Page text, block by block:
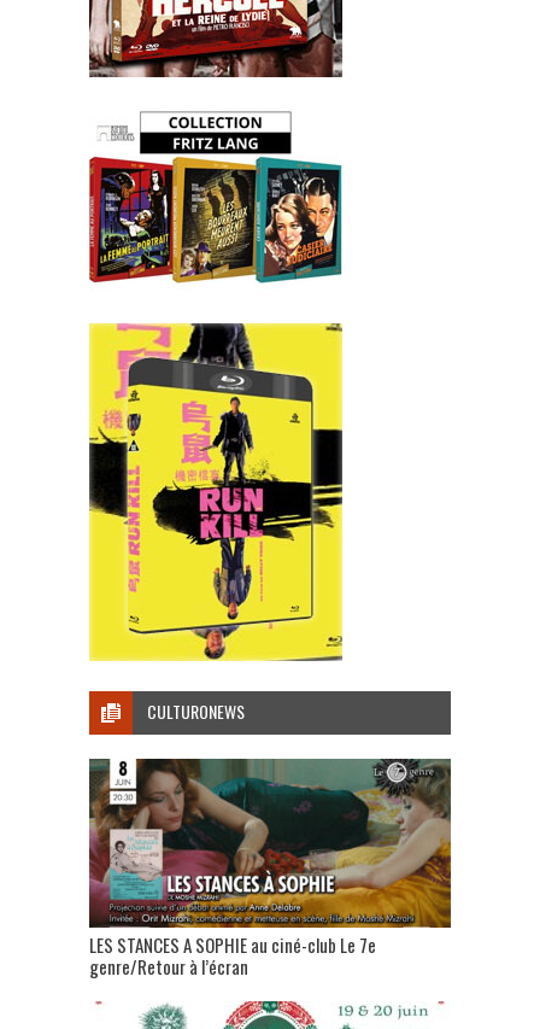
CULTURONEWS
LES STANCES A SOPHIE au ciné-club Le 7e
genre/Retour à l’écran